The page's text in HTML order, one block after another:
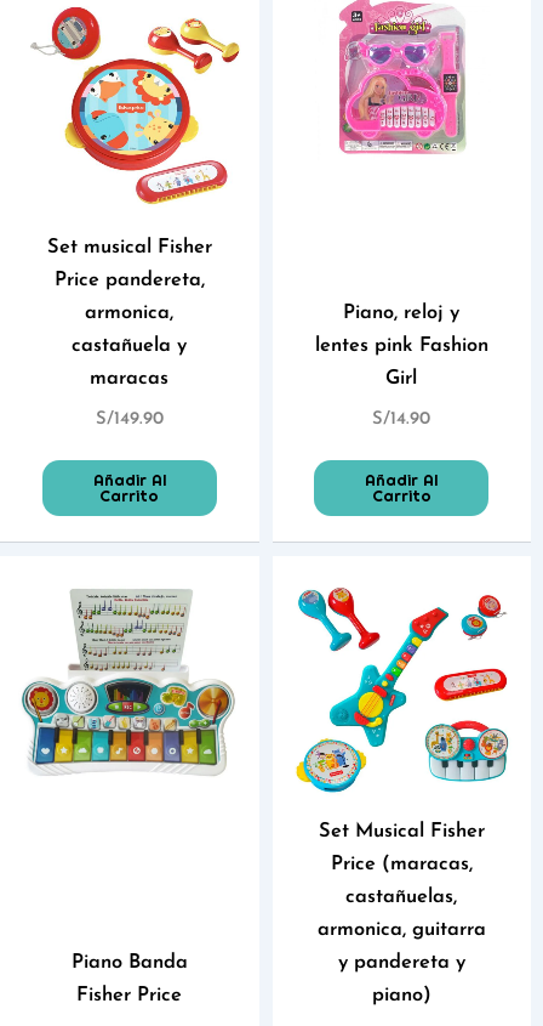
Set musical Fisher
Price pandereta,
armonica,
castañuela y
maracas
S/149.90
Añadir Al
Carrito
Piano, reloj y
lentes pink Fashion
Girl
S/14.90
Añadir Al
Carrito
Piano Banda
Fisher Price
Set Musical Fisher
Price (maracas,
castañuelas,
armonica, guitarra
y pandereta y
piano)